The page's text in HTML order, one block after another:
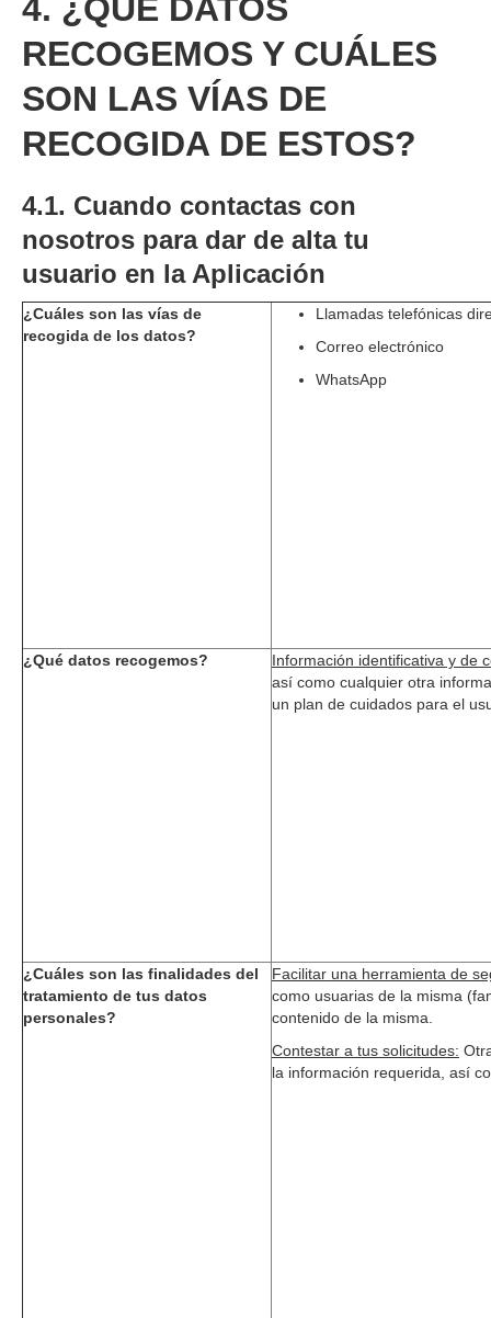
4. ¿QUÉ DATOS
RECOGEMOS Y CUÁLES
SON LAS VÍAS DE
RECOGIDA DE ESTOS?
4.1. Cuando contactas con
nosotros para dar de alta tu
usuario en la Aplicación
¿Cuáles son las vías de
recogida de los datos?
Llamadas telefónicas
Correo electrónico
WhatsApp
¿Qué datos recogemos?
Información identificativa y de
así como cualquier otra
un plan de cuidados para el
¿Cuáles son las finalidades del
tratamiento de tus datos
personales?
Facilitar una herramienta de
como usuarias de la misma
contenido de la misma.
Contestar a tus solicitudes:
la información requerida, así